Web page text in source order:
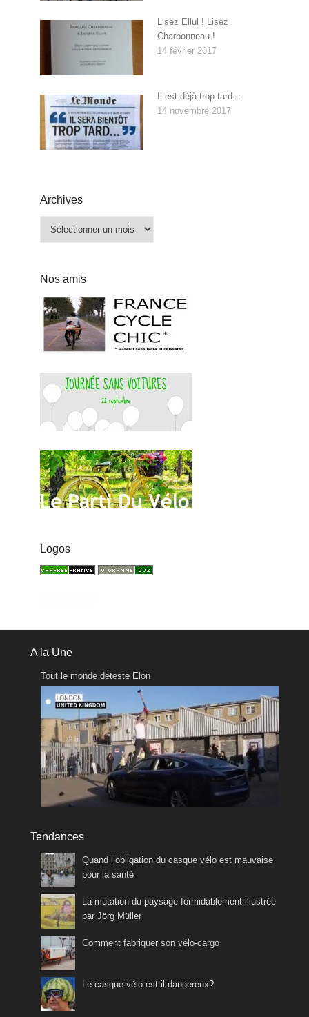
Lisez Ellul ! Lisez
Charbonneau !
14 février 2017
Il est déjà trop tard…
14 novembre 2017
Archives
Nos amis
Logos
A la Une
Tout le monde déteste Elon
Tendances
Quand l’obligation du casque vélo est mauvaise
pour la santé
La mutation du paysage formidablement illustrée
par Jörg Müller
Comment fabriquer son vélo-cargo
Le casque vélo est-il dangereux?